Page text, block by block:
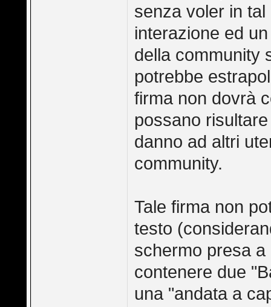
senza voler in
interazione ed
della community
potrebbe
firma non dovrà
possano
danno ad altri
community.
Tale firma non
testo
schermo presa
contenere due
una "andata a